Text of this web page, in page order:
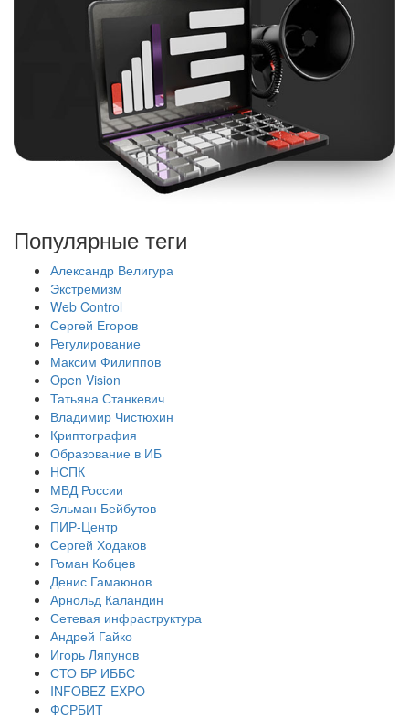
Популярные теги
Александр Велигура
Экстремизм
Web Control
Сергей Егоров
Регулирование
Максим Филиппов
Open Vision
Татьяна Станкевич
Владимир Чистюхин
Криптография
Образование в ИБ
НСПК
МВД России
Эльман Бейбутов
ПИР-Центр
Сергей Ходаков
Роман Кобцев
Денис Гамаюнов
Арнольд Каландин
Сетевая инфраструктура
Андрей Гайко
Игорь Ляпунов
СТО БР ИББС
INFOBEZ-EXPO
ФСРБИТ